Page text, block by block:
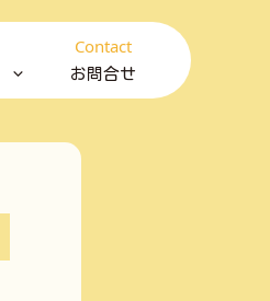
Contact
お問合せ